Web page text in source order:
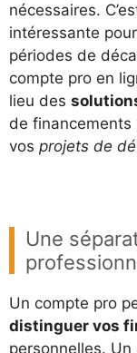
nécessaires.
intéressante
périodes de
compte pro en
lieu des
de
vos projets de
Une
Un compte pro
distinguer vos
personnelles.